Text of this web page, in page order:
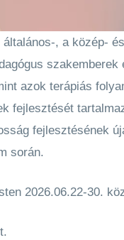
, a közép-
azok terápiás
fejlesztését
fejlesztésének
során.
2026.06.22-30.